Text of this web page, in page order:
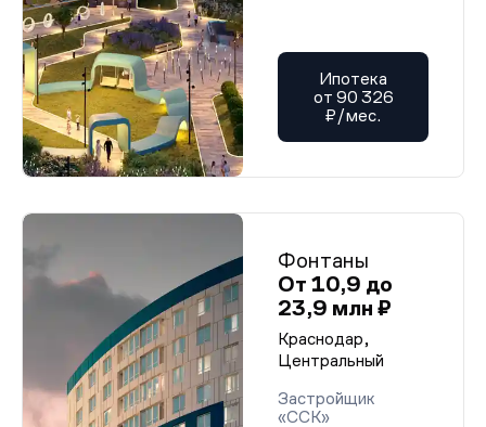
Ипотека
от 90 326
₽/мес.
Фонтаны
От 10,9 до
23,9 млн ₽
Краснодар,
Центральный
Застройщик
«ССК»